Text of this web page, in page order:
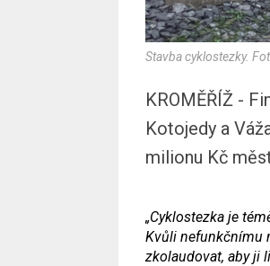
Stavba cyklostezky.
KROMĚŘÍŽ -
Kotojedy a
milionu Kč
„Cyklostezka je
Kvůli nefunkčnímu
zkolaudovat, aby ji